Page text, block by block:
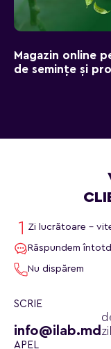
Magazin online
de semințe și
Zi lucrătoare -
Răspundem
Nu dispărem
SCRIE
info@ilab.md
APEL